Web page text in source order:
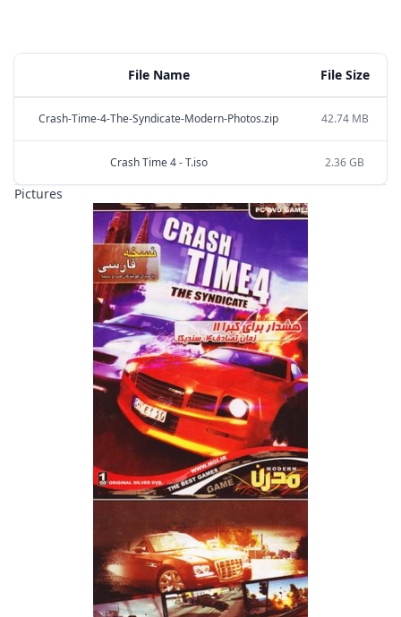
File Name File Size
Crash-Time-4-The-Syndicate-Modern-Photos.zip 42.74 MB
Crash Time 4 - T.iso 2.36 GB
Pictures